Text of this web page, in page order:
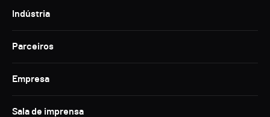
Indústria
Parceiros
Empresa
Sala de imprensa